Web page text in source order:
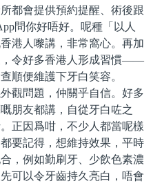
都會提供預約提醒、術後跟
問你好唔好。呢種「以人
港人嚟講，非常窩心。再加
，令好多香港人形成習慣——
順便維護下牙白笑容。
問題，仲關乎自信。好多
朋友都講，自從牙白咗之
正因爲咁，不少人都當呢樣
要記得，想維持效果，平時
，例如勤刷牙、少飲色素濃
可以令牙齒持久亮白，唔會